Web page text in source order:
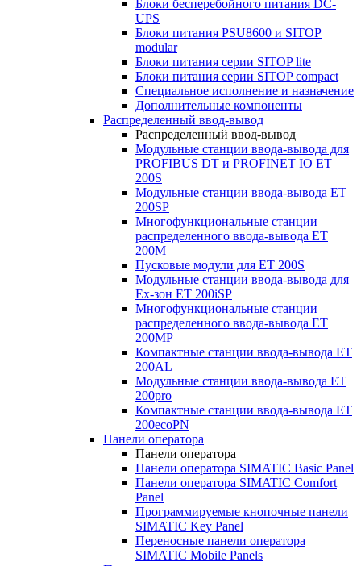
Блоки бесперебойного питания DC-
UPS
Блоки питания PSU8600 и SITOP
modular
Блоки питания серии SITOP lite
Блоки питания серии SITOP compact
Специальное исполнение и назначение
Дополнительные компоненты
Распределенный ввод-вывод
Распределенный ввод-вывод
Модульные станции ввода-вывода для
PROFIBUS DT и PROFINET IO ET
200S
Модульные станции ввода-вывода ET
200SP
Многофункциональные станции
распределенного ввода-вывода ET
200M
Пусковые модули для ET 200S
Модульные станции ввода-вывода для
Ex-зон ET 200iSP
Многофункциональные станции
распределенного ввода-вывода ET
200MP
Компактные станции ввода-вывода ET
200AL
Модульные станции ввода-вывода ET
200pro
Компактные станции ввода-вывода ET
200ecoPN
Панели оператора
Панели оператора
Панели оператора SIMATIC Basic Panel
Панели оператора SIMATIC Comfort
Panel
Программируемые кнопочные панели
SIMATIC Key Panel
Переносные панели оператора
SIMATIC Mobile Panels